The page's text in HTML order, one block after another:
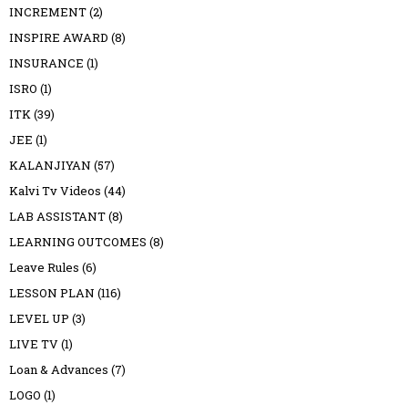
INCREMENT(2)
INSPIRE AWARD (8)
INSURANCE (1)
ISRO (1)
ITK(39)
JEE (1)
KALANJIYAN (57)
Kalvi Tv Videos (44)
LAB ASSISTANT(8)
LEARNING OUTCOMES (8)
Leave Rules (6)
LESSON PLAN (116)
LEVEL UP (3)
LIVE TV(1)
Loan & Advances (7)
LOGO (1)